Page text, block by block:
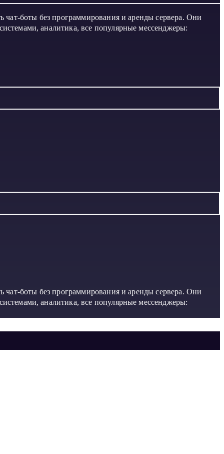
чат-боты без программирования и аренды сервера. Они
аналитика, все популярные мессенджеры:
чат-боты без программирования и аренды сервера. Они
аналитика, все популярные мессенджеры: